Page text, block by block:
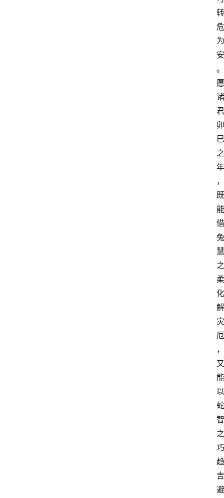
转
危
为
安
。
愿
诸
君
卯
巳
之
年
，
既
能
借
兔
慧
之
柔
化
解
灾
厄
，
又
能
以
蛇
智
之
巧
趋
吉
避